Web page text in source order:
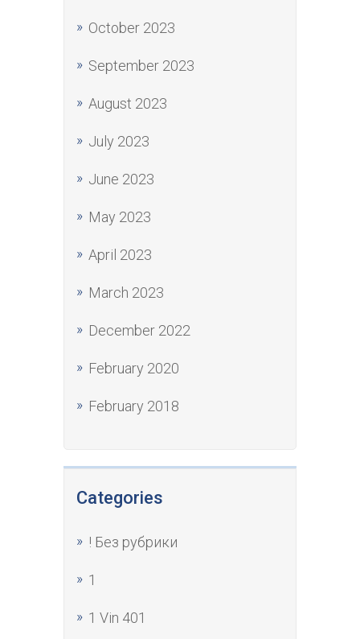
October 2023
September 2023
August 2023
July 2023
June 2023
May 2023
April 2023
March 2023
December 2022
February 2020
February 2018
Categories
! Без рубрики
1
1 Vin 401